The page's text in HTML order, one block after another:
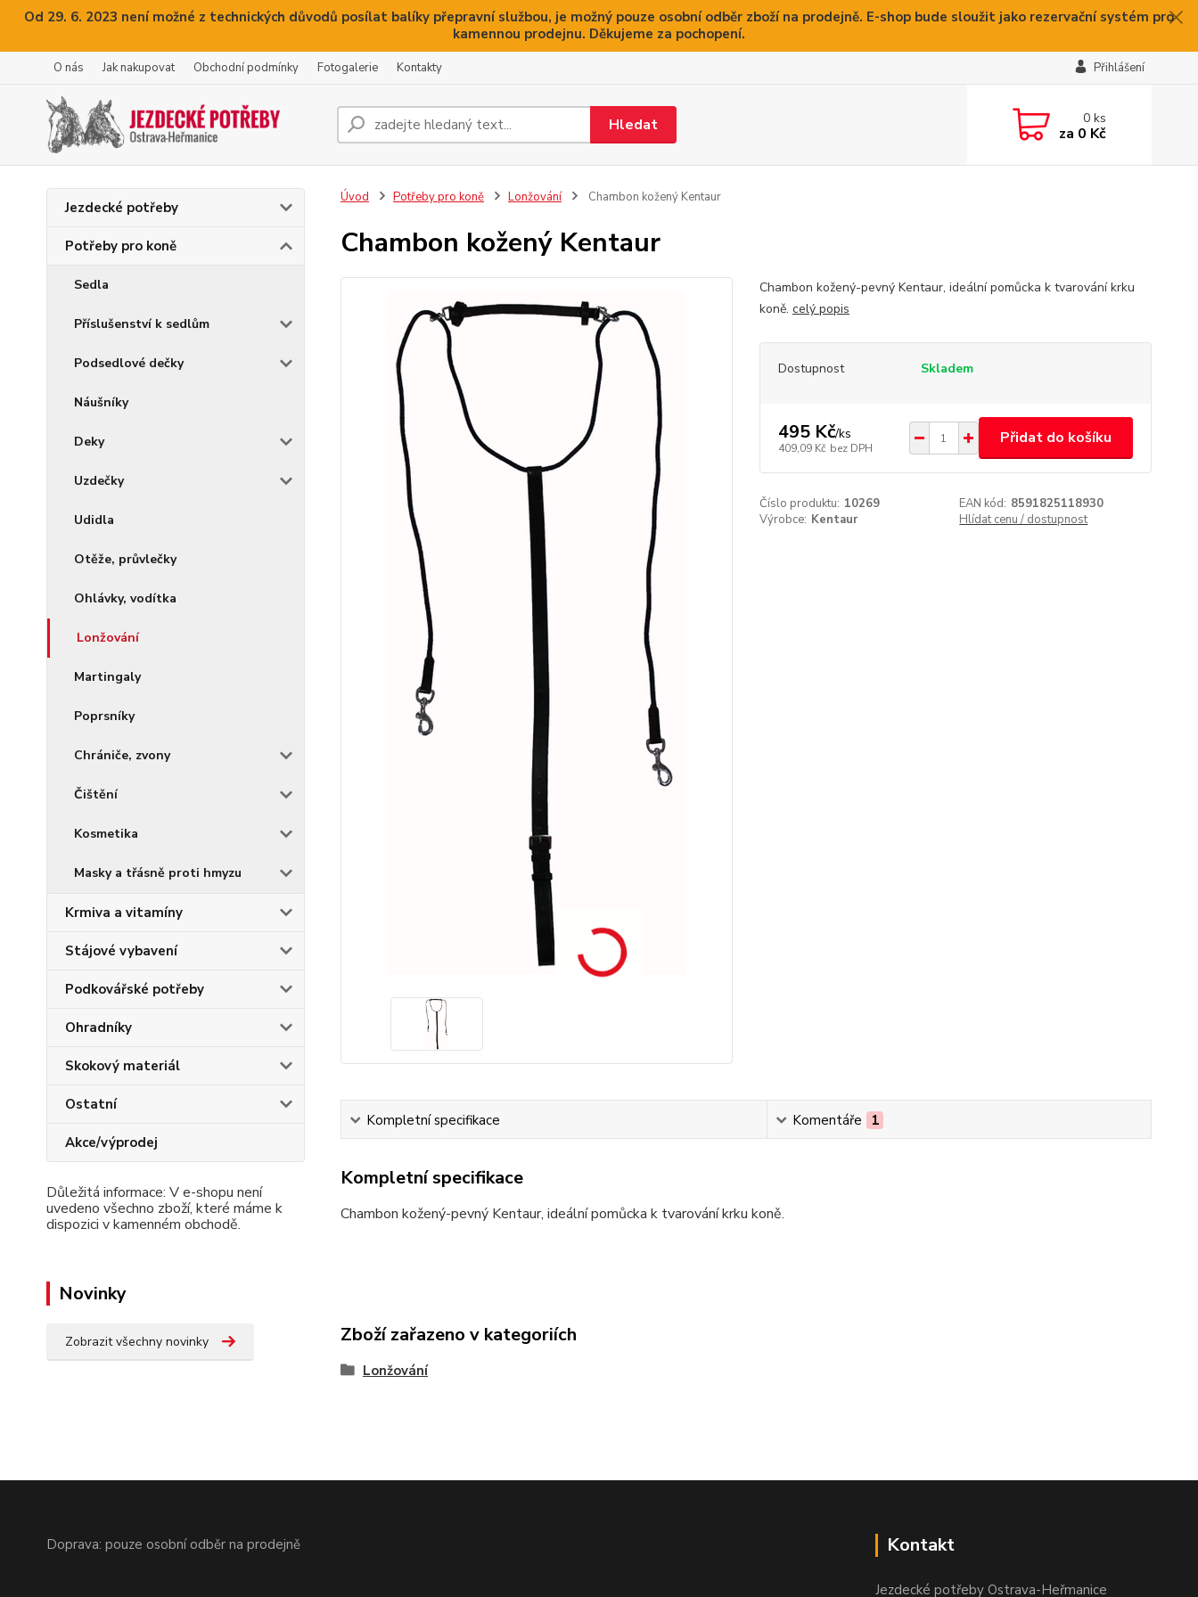
Od 29. 6. 2023 není možné z technických důvodů posílat balíky přepravní službou, je možný pouze osobní odběr zboží na prodejně. E-shop bude sloužit jako rezervační systém pro
kamennou prodejnu. Děkujeme za pochopení.
O nás Jak nakupovat Obchodní podmínky Fotogalerie Kontakty Přihlášení
Hledat 0ks
za 0 Kč
Jezdecké potřeby
Potřeby pro koně
Sedla
Příslušenství k sedlům
Podsedlové dečky
Náušníky
Deky
Uzdečky
Udidla
Otěže, průvlečky
Ohlávky, vodítka
Lonžování
Martingaly
Poprsníky
Chrániče, zvony
Čištění
Kosmetika
Masky a třásně proti hmyzu
Krmiva a vitamíny
Stájové vybavení
Podkovářské potřeby
Ohradníky
Skokový materiál
Ostatní
Akce/výprodej
Důležitá informace: V e-shopu není
uvedeno všechno zboží, které máme k
dispozici v kamenném obchodě.
Novinky
Zobrazit všechny novinky
Úvod Potřeby pro koně Lonžování Chambon kožený Kentaur
Chambon kožený Kentaur
Chambon kožený-pevný Kentaur, ideální pomůcka k tvarování krku
koně. celý popis
Dostupnost Skladem
495 Kč/ks
409,09 Kč bez DPH
Přidat do košíku
Číslo produktu: 10269 EAN kód: 8591825118930
Výrobce: Kentaur Hlídat cenu / dostupnost
Kompletní specifikace Komentáře 1
Kompletní specifikace
Chambon kožený-pevný Kentaur, ideální pomůcka k tvarování krku koně.
Zboží zařazeno v kategoriích
Lonžování
Doprava: pouze osobní odběr na prodejně Kontakt
Jezdecké potřeby Ostrava-Heřmanice